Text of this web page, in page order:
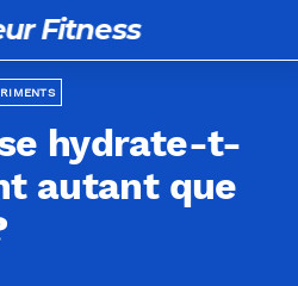
Fitness
hydrate-t-
autant que